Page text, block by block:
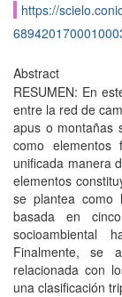
https://
Abstract
RESUMEN: En
entre la red de
apus o montañas
como
unificada manera
elementos
se plantea como
basada en
socioambiental
Finalmente, se
relacionada con
una clasificación